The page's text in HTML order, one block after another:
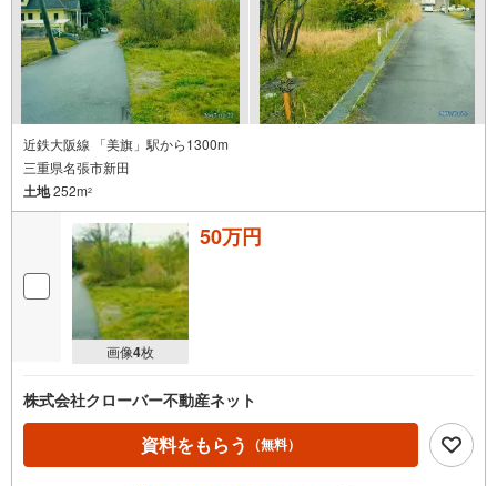
近鉄大阪線 「美旗」駅から1300m
三重県名張市新田
土地252m2
画像4枚
50万円
株式会社クローバー不動産ネット
資料をもらう （無料）